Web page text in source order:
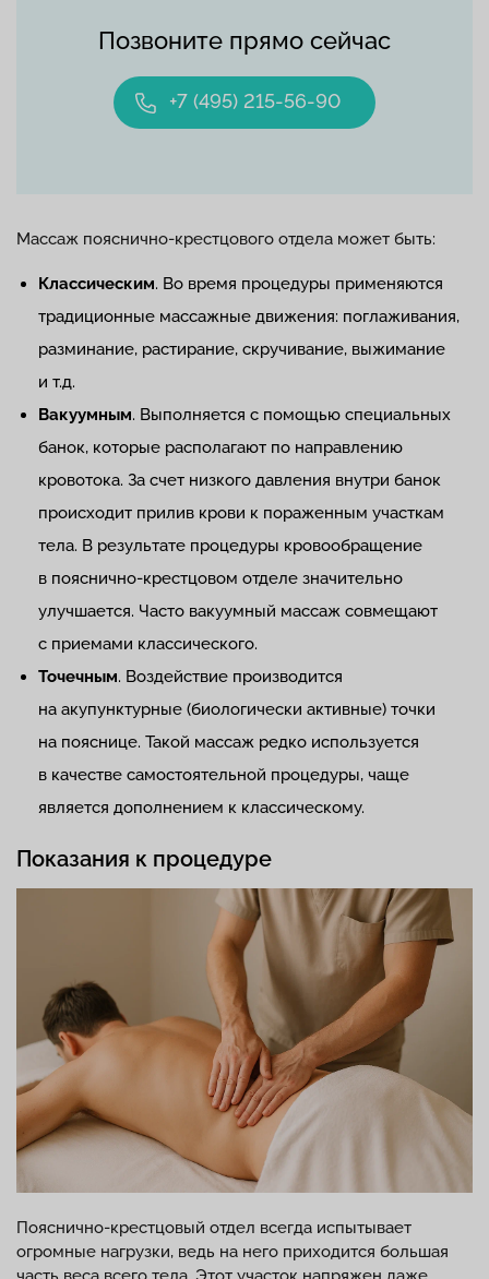
Позвоните прямо сейчас
+7 (495) 215-56-90
Массаж пояснично-крестцового отдела может быть:
Классическим. Во время процедуры применяются
традиционные массажные движения: поглаживания,
разминание, растирание, скручивание, выжимание
и т.д.
Вакуумным. Выполняется с помощью специальных
банок, которые располагают по направлению
кровотока. За счет низкого давления внутри банок
происходит прилив крови к пораженным участкам
тела. В результате процедуры кровообращение
в пояснично-крестцовом отделе значительно
улучшается. Часто вакуумный массаж совмещают
с приемами классического.
Точечным. Воздействие производится
на акупунктурные (биологически активные) точки
на пояснице. Такой массаж редко используется
в качестве самостоятельной процедуры, чаще
является дополнением к классическому.
Показания к процедуре
Пояснично-крестцовый отдел всегда испытывает
огромные нагрузки, ведь на него приходится большая